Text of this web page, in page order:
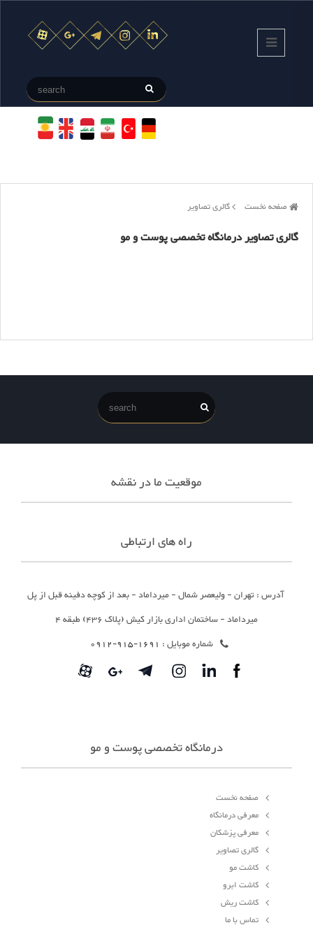
صفحه نخست گالری تصاویر
گالری تصاویر درمانگاه تخصصی پوست و مو
موقعیت ما در نقشه
راه های ارتباطی
آدرس : تهران - ولیعصر شمال - میرداماد - بعد از کوچه دفینه قبل از پل
میرداماد - ساختمان اداری بازار کیش (پلاک 436) طبقه 4
شماره موبایل : 1691-915-0912
درمانگاه تخصصی پوست و مو
صفحه نخست
معرفی درمانگاه
معرفی پزشکان
گالری تصاویر
کاشت مو
کاشت ابرو
کاشت ریش
تماس با ما